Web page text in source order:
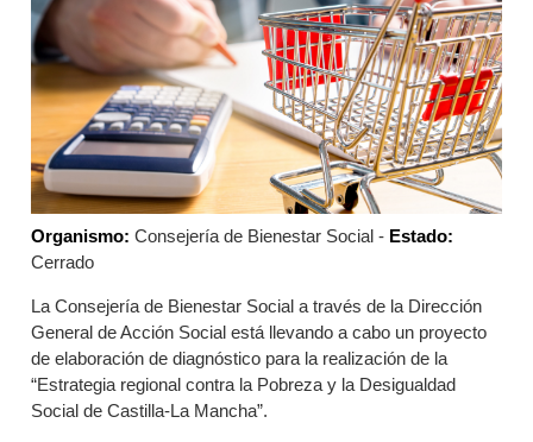
Organismo: Consejería de Bienestar Social - Estado:
Cerrado
La Consejería de Bienestar Social a través de la Dirección
General de Acción Social está llevando a cabo un proyecto
de elaboración de diagnóstico para la realización de la
“Estrategia regional contra la Pobreza y la Desigualdad
Social de Castilla-La Mancha”.